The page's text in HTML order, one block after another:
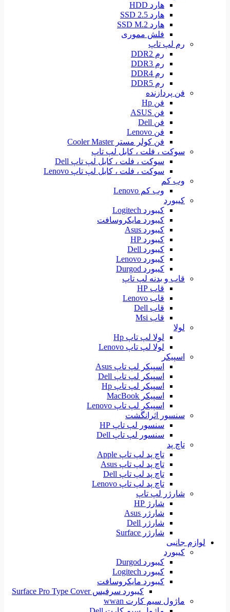
هارد HDD
هارد SSD 2.5
هارد SSD M.2
فلش مموری
رم لپ تاپ
رم DDR2
رم DDR3
رم DDR4
رم DDR5
فن پردازنده
فن Hp
فن ASUS
فن Dell
فن Lenovo
فن کولر مستر Cooler Master
سوکت ، فلت ، کابل لپ تاپ
سوکت ، فلت ، کابل لپ تاپ Dell
سوکت ، فلت ، کابل لپ تاپ Lenovo
وب کم
وب کم Lenovo
کیبورد
کیبورد Logitech
کیبورد مایکروسافت
کیبورد Asus
کیبورد HP
کیبورد Dell
کیبورد Lenovo
کیبورد Durgod
قاب و بدنه لپ تاپ
قاب HP
قاب Lenovo
قاب Dell
قاب Msi
لولا
لولا لپ تاپ Hp
لولا لپ تاپ Lenovo
اسپیکر
اسپیکر لپ تاپ Asus
اسپیکر لپ تاپ Dell
اسپیکر لپ تاپ Hp
اسپیکر MacBook
اسپیکر لپ تاپ Lenovo
سنسور اثرانگشت
سنسور لپ تاپ HP
سنسور لپ تاپ Dell
تاچ پد
تاچ پد لپ تاپ Apple
تاچ پد لپ تاپ Asus
تاچ پد لپ تاپ Dell
تاچ پد لپ تاپ Lenovo
شارژر لپ تاپ
شارژ HP
شارژر Asus
شارژر Dell
شارژر Surface
لوازم جانبی
کیبورد
کیبورد Durgod
کیبورد Logitech
کیبورد مایکروسافت
کیبورد سرفیس Surface Pro Type Cover
ماژول سیم کارت wwan